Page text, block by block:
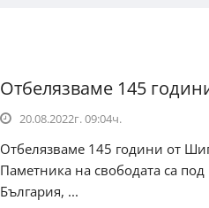
Отбелязваме 145
20.08.2022г. 09:04ч.
Отбелязваме 145 години от
Паметника на свободата са
България, ...